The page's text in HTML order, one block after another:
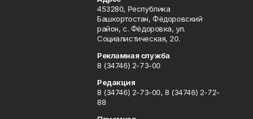
453280, Республика
Башкортостан, Фёдоровский
район, с. Фёдоровка, ул.
Социалистическая, 20.
Рекламная служба
8 (34746) 2-73-00
Редакция
8 (34746) 2-73-00, 8 (34746) 2-72-
88